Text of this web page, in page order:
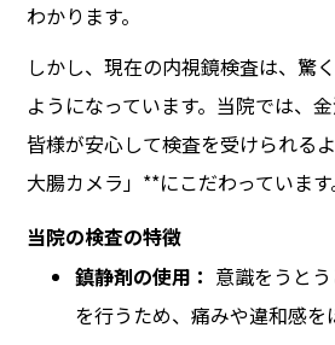
わかります。
しかし、現在の内視鏡検査は、驚
ようになっています。当院では、
皆様が安心して検査を受けられる
大腸カメラ」**にこだわっています
当院の検査の特徴
鎮静剤の使用： 意識をうと
を行うため、痛みや違和感を